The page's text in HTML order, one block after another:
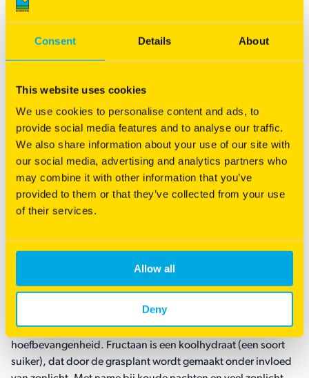
Consent Details About
This website uses cookies
We use cookies to personalise content and ads, to
provide social media features and to analyse our traffic.
We also share information about your use of our site with
our social media, advertising and analytics partners who
may combine it with other information that you’ve
provided to them or that they’ve collected from your use
of their services.
Allow all
Deny
uiteindelijk de kwaliteit van een weide.
Klik hier voor meer informatie!
Laag Fructaangehalte
Een laag fructaangehalte in het gras voorkomt
hoefbevangenheid. Fructaan is een koolhydraat (een soort
suiker), dat door de grasplant wordt gemaakt onder invloed